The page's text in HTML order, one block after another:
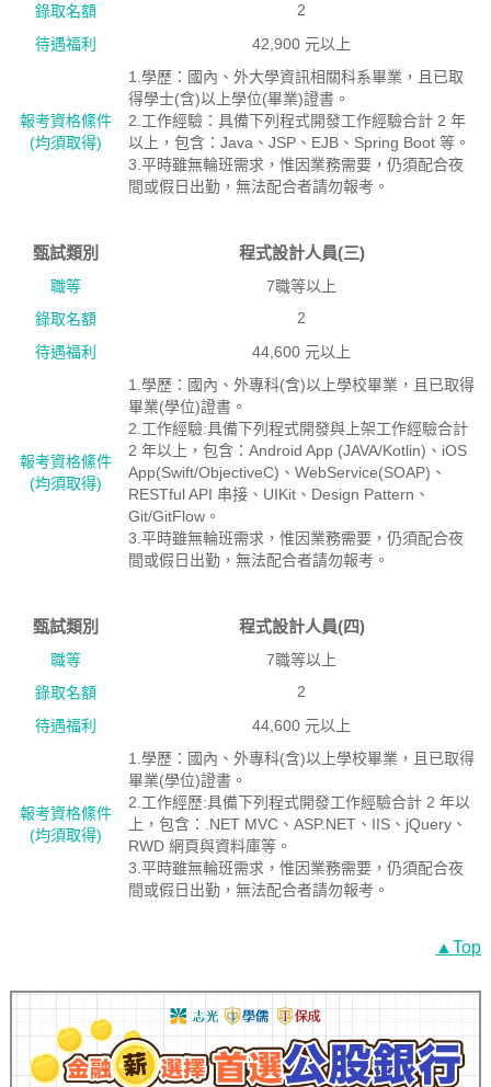
錄取名額
2
待遇福利
42,900 元以上
報考資格絛件
(均須取得)
1.學歷：國內、外大學資訊相關科系畢業，且已取
得學士(含)以上學位(畢業)證書。
2.工作經驗：具備下列程式開發工作經驗合計 2 年
以上，包含：Java、JSP、EJB、Spring Boot 等。
3.平時雖無輪班需求，惟因業務需要，仍須配合夜
間或假日出勤，無法配合者請勿報考。
甄試類別 程式設計人員(三)
職等
7職等以上
錄取名額
2
待遇福利
44,600 元以上
報考資格絛件
(均須取得)
1.學歷：國內、外專科(含)以上學校畢業，且已取得
畢業(學位)證書。
2.工作經驗:具備下列程式開發與上架工作經驗合計
2 年以上，包含：Android App (JAVA/Kotlin)、iOS
App(Swift/ObjectiveC)、WebService(SOAP)、
RESTful API 串接、UIKit、Design Pattern、
Git/GitFlow。
3.平時雖無輪班需求，惟因業務需要，仍須配合夜
間或假日出勤，無法配合者請勿報考。
甄試類別 程式設計人員(四)
職等
7職等以上
錄取名額
2
待遇福利
44,600 元以上
報考資格絛件
(均須取得)
1.學歷：國內、外專科(含)以上學校畢業，且已取得
畢業(學位)證書。
2.工作經歷:具備下列程式開發工作經驗合計 2 年以
上，包含：.NET MVC、ASP.NET、IIS、jQuery、
RWD 網頁與資料庫等。
3.平時雖無輪班需求，惟因業務需要，仍須配合夜
間或假日出勤，無法配合者請勿報考。
▲Top